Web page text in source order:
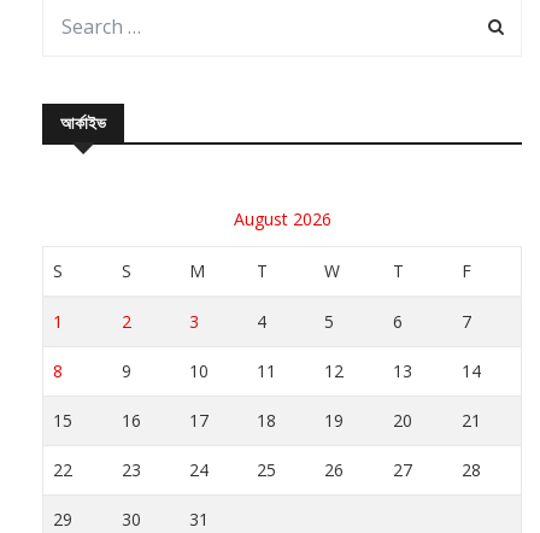
আর্কাইভ
August 2026
S S M T W T F
1 2 3 4 5 6 7
8 9 10 11 12 13 14
15 16 17 18 19 20 21
22 23 24 25 26 27 28
29 30 31